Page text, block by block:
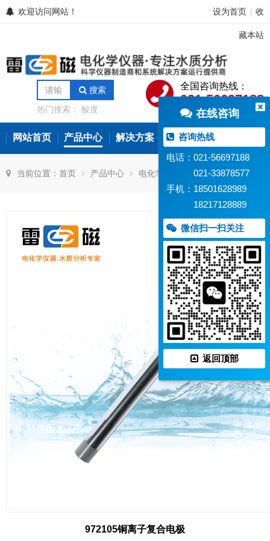
欢迎访问网站！ 设为首页 收
藏本站
搜索
热门搜索：酸度计
分析仪
微量水分分
析仪
氨氮测定仪
全国咨询热线：
021-56697188
网站首页 产品中心 解决方案 常见问题
当前位置： 首页 产品中心 电化学传感器 离子选择性电极
972105铜离子复合电极
在线咨询
咨询热线
电话：021-56697188
021-33878577
手机：18501628989
18217128889
微信扫一扫关注
返回顶部